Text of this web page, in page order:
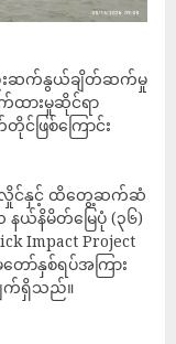
ည်းဆက်နွယ်ချိတ်ဆက်မှု
က်ထားမှုဆိုင်ရာ
င်ဖြစ်ကြောင်း
င်လှိုင်နှင့် ထိတွေ့ဆက်ဆံ
နယ်နိမိတ်မြေပုံ (၃၆)
Impact Project
ော်နှစ်ရပ်အကြား
ျက်ရှိသည်။